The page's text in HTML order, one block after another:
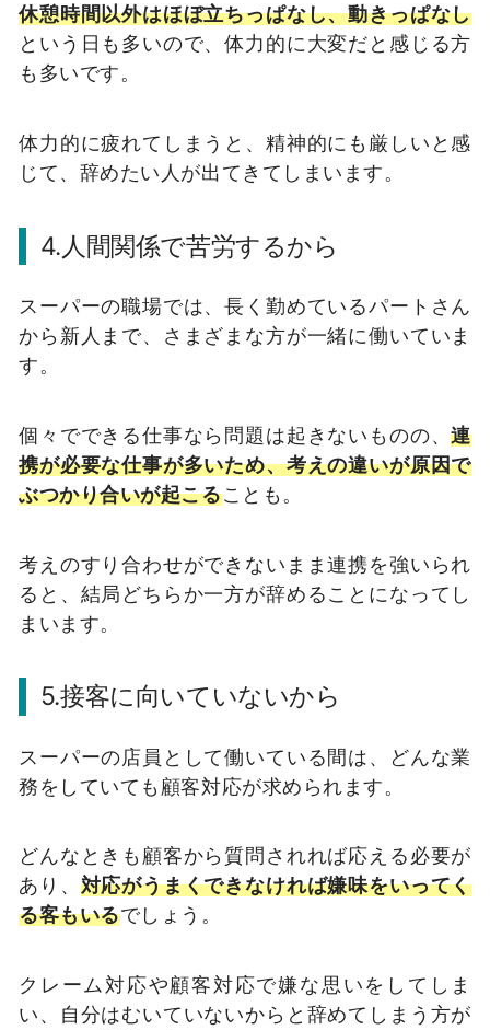
休憩時間以外はほぼ立ちっぱなし、動きっぱなし
という日も多いので、体力的に大変だと感じる方
も多いです。
体力的に疲れてしまうと、精神的にも厳しいと感
じて、辞めたい人が出てきてしまいます。
4.人間関係で苦労するから
スーパーの職場では、長く勤めているパートさん
から新人まで、さまざまな方が一緒に働いていま
す。
個々でできる仕事なら問題は起きないものの、連
携が必要な仕事が多いため、考えの違いが原因で
ぶつかり合いが起こることも。
考えのすり合わせができないまま連携を強いられ
ると、結局どちらか一方が辞めることになってし
まいます。
5.接客に向いていないから
スーパーの店員として働いている間は、どんな業
務をしていても顧客対応が求められます。
どんなときも顧客から質問されれば応える必要が
あり、 対応がうまくできなければ嫌味をいってく
る客もいるでしょう。
クレーム対応や顧客対応で嫌な思いをしてしま
い、自分はむいていないからと辞めてしまう方が